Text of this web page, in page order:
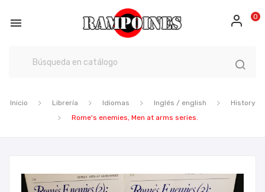
 0
Inicio Librería Idiomas Inglés / english
History
Rome's enemies, Men at arms series.